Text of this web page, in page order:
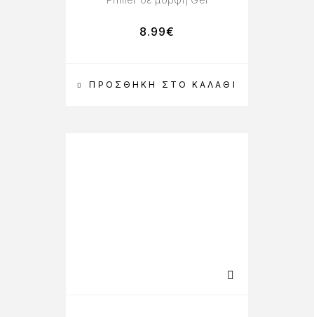
ΠΡΟΣΘΉΚΗ ΣΤΟ ΚΑΛΆΘΙ
8.99€